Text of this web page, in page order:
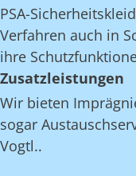
PSA-
Verfahren auch in
ihre
Zusatzleistungen
Wir bieten
sogar
Vogtl..